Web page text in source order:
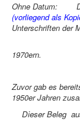
Ohne Datum: Das
(vorliegend als
Unterschriften der
Die
1970ern.
Zuvor gab es
1950er Jahren
Dieser Beleg